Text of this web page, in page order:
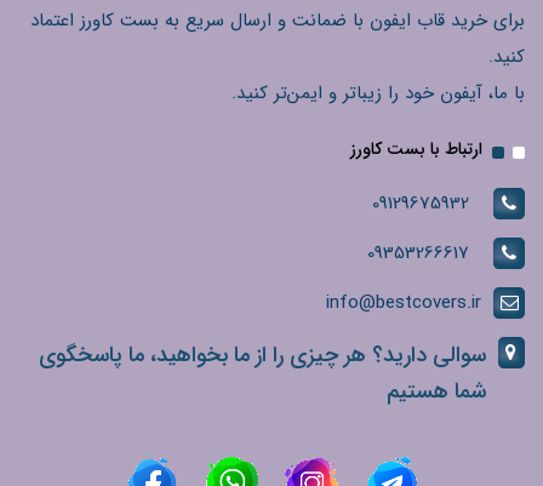
برای خرید قاب ایفون با ضمانت و ارسال سریع به بست کاورز اعتماد
کنید.
با ما، آیفون خود را زیباتر و ایمن‌تر کنید.
ارتباط با بست کاورز
09129675932
09353266617
info@bestcovers.ir
سوالی دارید؟ هر چیزی را از ما بخواهید، ما پاسخگوی
شما هستیم